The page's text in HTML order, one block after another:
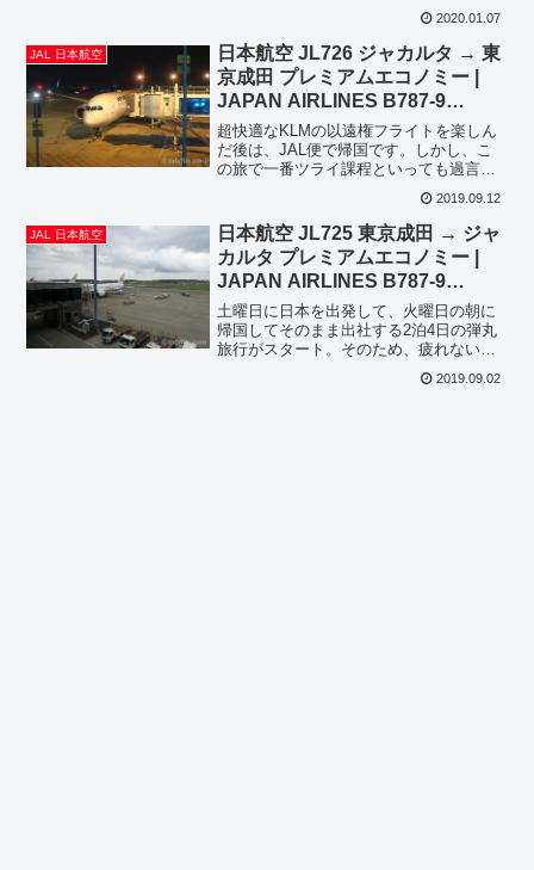
れました。つまり、昔の記憶はTHE PIER
FIRSTが工事中で暫定運用時と...
2020.01.07
JAL 日本航空
日本航空 JL726 ジャカルタ → 東
京成田 プレミアムエコノミー |
JAPAN AIRLINES B787-9
PREMIUM ECONOMY CLASS
JAKARTA to TOKYO NARITA
超快適なKLMの以遠権フライトを楽しん
だ後は、JAL便で帰国です。しかし、こ
の旅で一番ツライ課程といっても過言で
空港での乗り継ぎ待ち時間が待っていま
す。というのもジャカルタ空港はいつ来
てもメシマズ、不潔...
2019.09.12
JAL 日本航空
日本航空 JL725 東京成田 → ジャ
カルタ プレミアムエコノミー |
JAPAN AIRLINES B787-9
PREMIUM ECONOMY CLASS
TOKYO NARITA to JAKARTA
土曜日に日本を出発して、火曜日の朝に
帰国してそのまま出社する2泊4日の弾丸
旅行がスタート。そのため、疲れないよ
約。1週間前を切ってからの予約のため往
2019.09.02